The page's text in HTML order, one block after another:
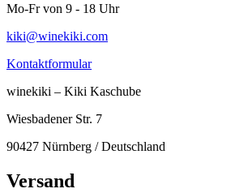
Mo-Fr von 9 - 18 Uhr
kiki@winekiki.com
Kontaktformular
winekiki – Kiki Kaschube
Wiesbadener Str. 7
90427 Nürnberg / Deutschland
Versand